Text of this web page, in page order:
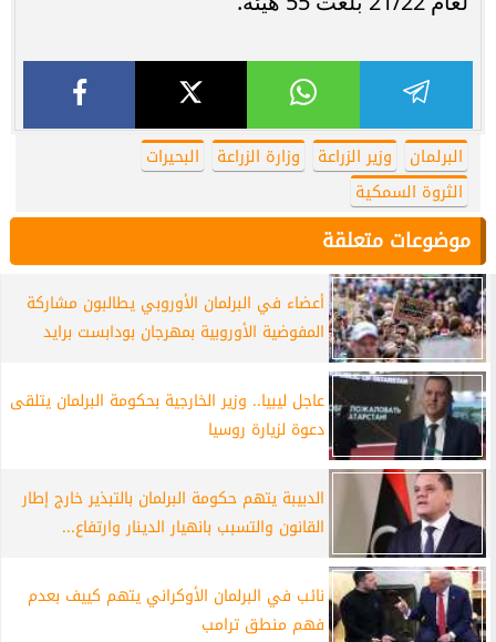
البرلمان وزير الزراعة وزارة الزراعة
البحيرات
الثروة السمكية
موضوعات متعلقة
أعضاء في البرلمان الأوروبي يطالبون مشاركة
المفوضية الأوروبية بمهرجان بودابست برايد
عاجل ليبيا.. وزير الخارجية بحكومة البرلمان يتلقى
دعوة لزيارة روسيا
الدبيبة يتهم حكومة البرلمان بالتبذير خارج إطار
القانون والتسبب بانهيار الدينار وارتفاع...
نائب في البرلمان الأوكراني يتهم كييف بعدم
فهم منطق ترامب